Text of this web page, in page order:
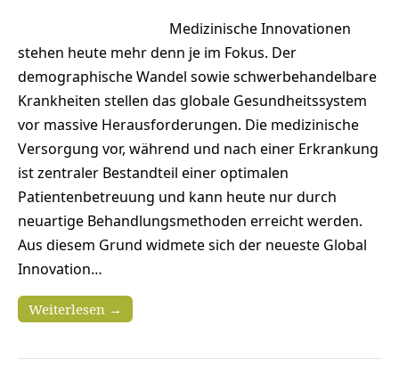
Medizinische Innovationen
stehen heute mehr denn je im Fokus. Der
demographische Wandel sowie schwerbehandelbare
Krankheiten stellen das globale Gesundheitssystem
vor massive Herausforderungen. Die medizinische
Versorgung vor, während und nach einer Erkrankung
ist zentraler Bestandteil einer optimalen
Patientenbetreuung und kann heute nur durch
neuartige Behandlungsmethoden erreicht werden.
Aus diesem Grund widmete sich der neueste Global
Innovation…
Weiterlesen →